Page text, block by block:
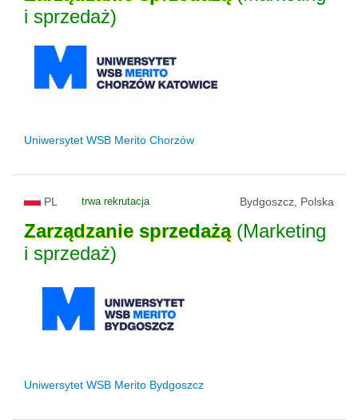
i sprzedaż)
Uniwersytet WSB Merito Chorzów
PL trwa rekrutacja Bydgoszcz, Polska
Zarządzanie sprzedażą(Marketing
i sprzedaż)
Uniwersytet WSB Merito Bydgoszcz